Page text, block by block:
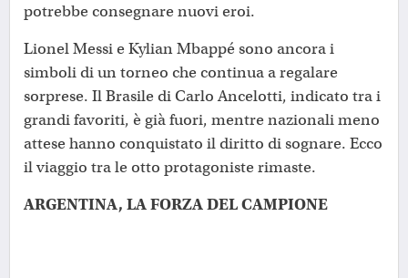
potrebbe consegnare nuovi eroi.
Lionel Messi e Kylian Mbappé sono ancora i
simboli di un torneo che continua a regalare
sorprese. Il Brasile di Carlo Ancelotti, indicato tra i
grandi favoriti, è già fuori, mentre nazionali meno
attese hanno conquistato il diritto di sognare. Ecco
il viaggio tra le otto protagoniste rimaste.
ARGENTINA, LA FORZA DEL CAMPIONE